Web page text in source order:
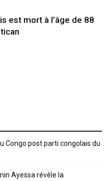
est mort à l’âge de 88
Congo post parti congolais du
Ayessa révèle la